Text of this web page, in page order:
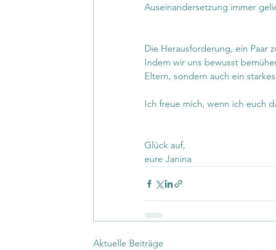
Auseinandersetzung immer
Die Herausforderung, ein Paar
Indem wir uns bewusst
Eltern, sondern auch ein starkes
Ich freue mich, wenn ich euch
Glück auf,
eure Janina
Aktuelle Beiträge